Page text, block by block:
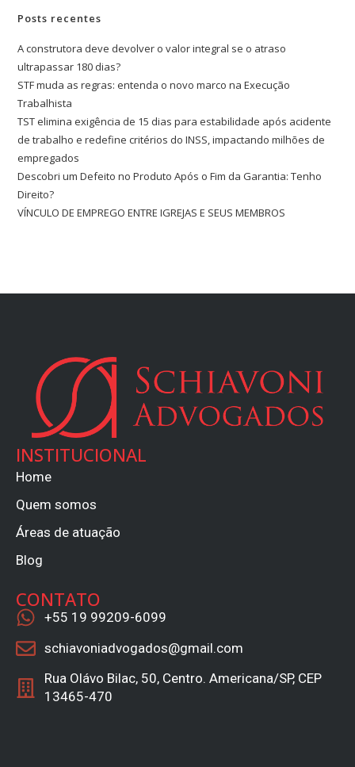
Posts recentes
A construtora deve devolver o valor integral se o atraso
ultrapassar 180 dias?
STF muda as regras: entenda o novo marco na Execução
Trabalhista
TST elimina exigência de 15 dias para estabilidade após acidente
de trabalho e redefine critérios do INSS, impactando milhões de
empregados
Descobri um Defeito no Produto Após o Fim da Garantia: Tenho
Direito?
VÍNCULO DE EMPREGO ENTRE IGREJAS E SEUS MEMBROS
INSTITUCIONAL
Home
Quem somos
Áreas de atuação
Blog
CONTATO
+55 19 99209-6099
schiavoniadvogados@gmail.com
Rua Olávo Bilac, 50, Centro. Americana/SP, CEP
13465-470